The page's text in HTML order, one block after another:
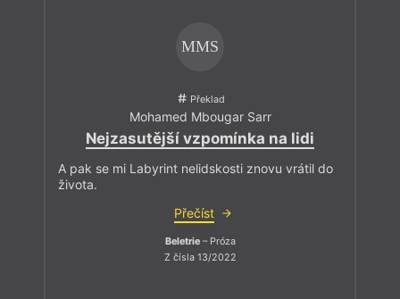
MMS
Překlad
Mohamed Mbougar Sarr
Nejzasutější vzpomínka na lidi
A pak se mi Labyrint nelidskosti znovu vrátil do
života.
Přečíst
Beletrie– Próza
Z čísla 13/2022